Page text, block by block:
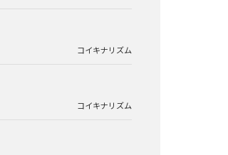
コイキナリズム
コイキナリズム